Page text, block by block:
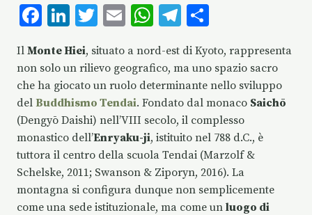
F
e
b
o
o
k
Li
k
e
dI
n
T
it
te
r
E
ai
l
W
at
s
A
p
p
T
eg
ra
m
n
di
vi
di
Il Monte Hiei, situato a nord-est di Kyoto, rappresenta
non solo un rilievo geografico, ma uno spazio sacro
che ha giocato un ruolo determinante nello sviluppo
del Buddhismo Tendai. Fondato dal monaco Saichō
(Dengyō Daishi) nell’VIII secolo, il complesso
monastico dell’Enryaku-ji, istituito nel 788 d.C., è
tuttora il centro della scuola Tendai (Marzolf &
Schelske, 2011; Swanson & Ziporyn, 2016). La
montagna si configura dunque non semplicemente
come una sede istituzionale, ma come un luogo di